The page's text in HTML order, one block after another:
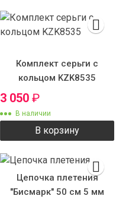
Комплект серьги с
кольцом KZK8535
3 050 ₽
В наличии
В корзину
Цепочка плетения
"Бисмарк" 50 см 5 мм